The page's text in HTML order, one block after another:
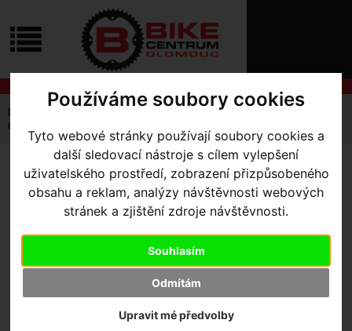
Používáme soubory cookies
Tyto webové stránky používají soubory cookies a
další sledovací nástroje s cílem vylepšení
uživatelského prostředí, zobrazení přizpůsobeného
obsahu a reklam, analýzy návštěvnosti webových
stránek a zjištění zdroje návštěvnosti.
Souhlasím
Odmítám
Upravit mé předvolby
NÁSO
NÁKUPU
SLUŽBY
REGISTRACE
ZTRATILI
Úvodní strana
Cyklistické tretry silniční Northwave Extreme Plus
CYKLISTICKÉ TRETRY
SILNIČNÍ NORTHWAVE
EXTREME PLUS- White 43
Northwave